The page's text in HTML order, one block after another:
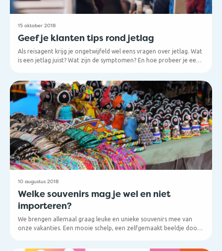
15 oktober 2018
Geef je klanten tips rond jetlag
Als reisagent krijg je ongetwijfeld wel eens vragen over jetlag. Wat
is een jetlag juist? Wat zijn de symptomen? En hoe probeer je een
bieden op hun vragen en kunnen zij zorgeloos genieten van hun
vakantie!
10 augustus 2018
Welke souvenirs mag je wel en niet
importeren?
We brengen allemaal graag leuke en unieke souvenirs mee van
onze vakanties. Een mooie schelp, een zelfgemaakt beeldje door